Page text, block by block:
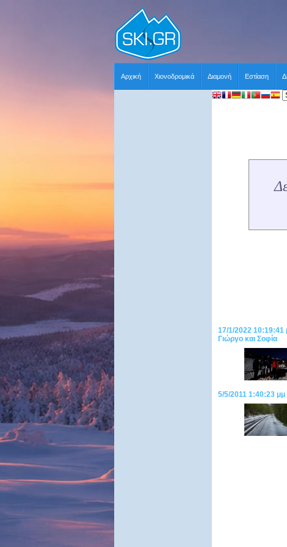
Αρχική Χιονοδρομικά Διαμονή Εστίαση
17/1/2022 10:19:41
Γιώργο και Σοφία
5/5/2011 1:40:23